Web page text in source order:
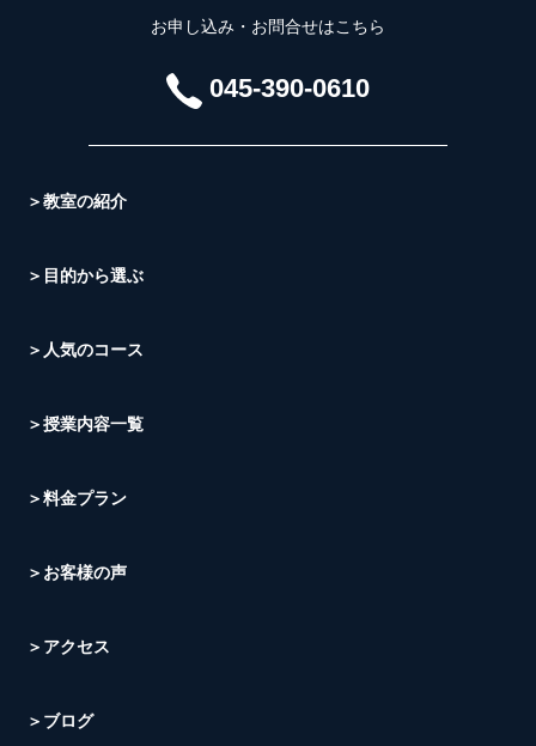
お申し込み・お問合せはこちら
045-390-0610
＞教室の紹介
＞目的から選ぶ
＞人気のコース
＞授業内容一覧
＞料金プラン
＞お客様の声
＞アクセス
＞ブログ